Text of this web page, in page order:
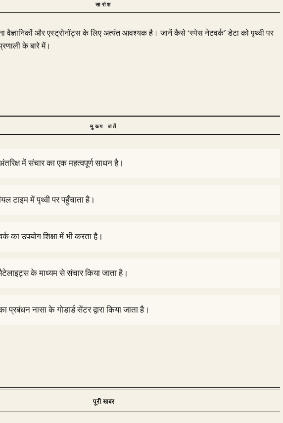
सारांश
वैज्ञानिकों और एस्ट्रोनॉट्स के लिए अत्यंत आवश्यक है। जानें कैसे ‘स्पेस नेटवर्क’ डेटा को पृथ्वी पर
के बारे में।
मुख्य बातें
में संचार का एक महत्वपूर्ण साधन है।
टाइम में पृथ्वी पर पहुँचाता है।
का उपयोग शिक्षा में भी करता है।
के माध्यम से संचार किया जाता है।
प्रबंधन नासा के गोडार्ड सेंटर द्वारा किया जाता है।